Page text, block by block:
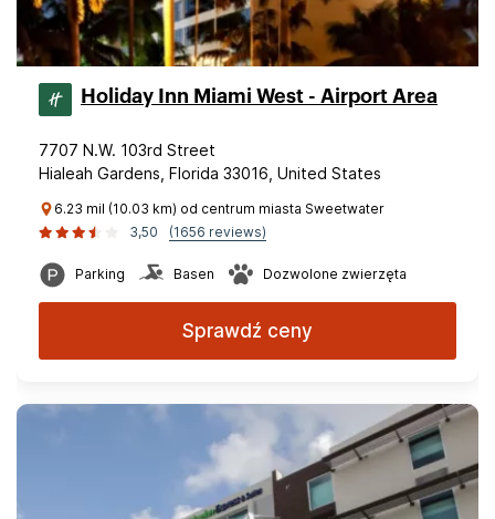
Holiday Inn Miami West - Airport Area
7707 N.W. 103rd Street
Hialeah Gardens, Florida 33016, United States
6.23 mil (10.03 km) od centrum miasta Sweetwater
3,50
(1656 reviews)
Parking Basen Dozwolone zwierzęta
Sprawdź ceny